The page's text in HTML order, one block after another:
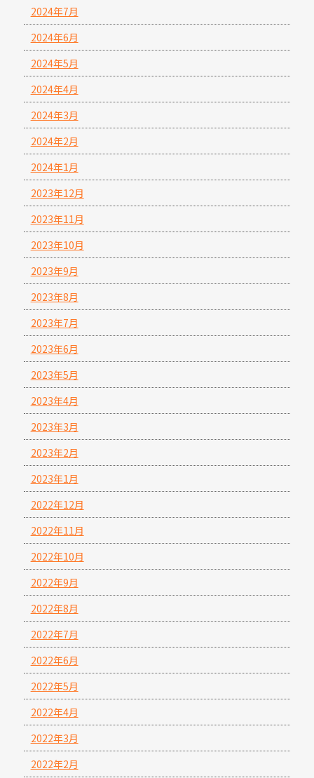
2024年7月
2024年6月
2024年5月
2024年4月
2024年3月
2024年2月
2024年1月
2023年12月
2023年11月
2023年10月
2023年9月
2023年8月
2023年7月
2023年6月
2023年5月
2023年4月
2023年3月
2023年2月
2023年1月
2022年12月
2022年11月
2022年10月
2022年9月
2022年8月
2022年7月
2022年6月
2022年5月
2022年4月
2022年3月
2022年2月